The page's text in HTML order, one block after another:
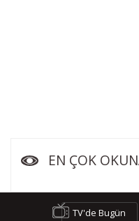
EN ÇOK
TV'de Bugün